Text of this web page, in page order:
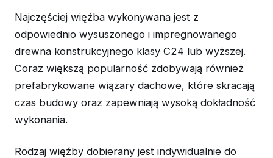
Najczęściej więźba wykonywana jest z
odpowiednio wysuszonego i impregnowanego
drewna konstrukcyjnego klasy C24 lub wyższej.
Coraz większą popularność zdobywają również
prefabrykowane wiązary dachowe, które skracają
czas budowy oraz zapewniają wysoką dokładność
wykonania.
Rodzaj więźby dobierany jest indywidualnie do